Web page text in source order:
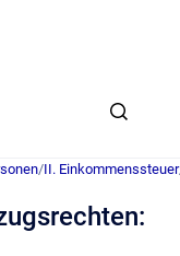
/II. Einkommenssteuer